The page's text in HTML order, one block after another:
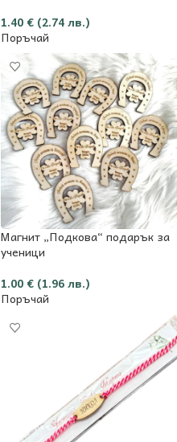
1.40 € (2.74 лв.)
Поръчай
Магнит „Подкова“ подарък за
ученици
1.00 € (1.96 лв.)
Поръчай